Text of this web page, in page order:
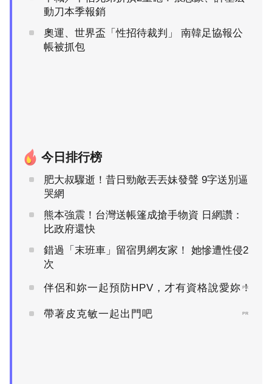
動刀本季報銷
奧運、世界盃「性招待裁判」 南韓足協報公
帳被抓包
今日排行榜
肥大叔驟逝！昔日勁敵丟丟妹發聲 9字送別逼
哭網
熊本強震！台灣送帳篷成搶手物資 日網讚：
比政府還快
錯過「末班車」留宿男網友家！ 她慘遭性侵2
次
伴侶和妳一起預防HPV，才有資格說愛妳！
PR
帶著皮克敏一起出門吧 PR